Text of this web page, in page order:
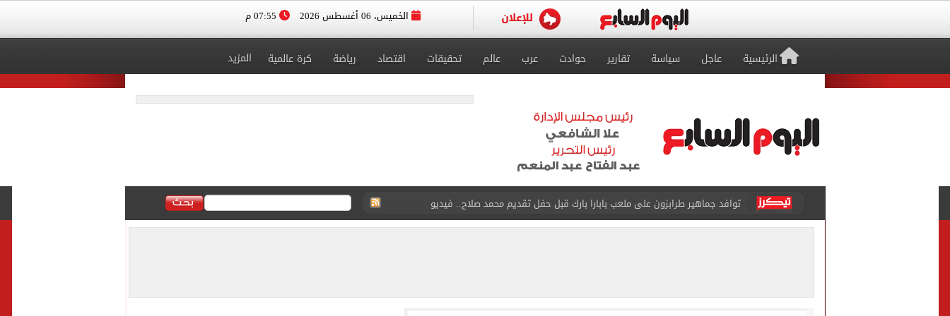
الخميس، 06 أغسطس 2026
الرئيسية عاجل سياسة تقارير حوادث عرب عالم تحقيقات اقتصاد رياضة كرة عالمية المزيد
غلق كلى بشارع 26 يوليو بالاتجاه القادم من كوبرى 15 مايو لميدان لبنان